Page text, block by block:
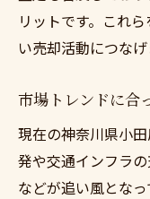
リットです。これ
い売却活動につなげ
市場トレンドに合
現在の神奈川県小
発や交通インフラ
などが追い風とな